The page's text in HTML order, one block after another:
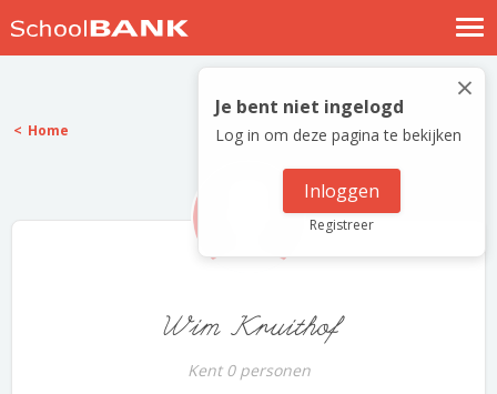
Nostalgische verhalen
Log in
Meld je gratis aan
×
Je bent niet ingelogd
Log in om deze pagina te bekijken
Inloggen
Registreer
Home
Wim Kruithof
Kent 0 personen